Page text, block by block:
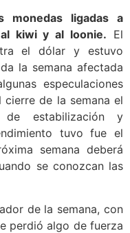
monedas ligadas a
kiwi y al loonie. El
el dólar y estuvo
la semana afectada
especulaciones
de la semana el
de estabilización y
tuvo fue el
semana deberá
se conozcan las
de la semana, con
perdió algo de fuerza